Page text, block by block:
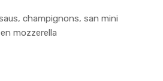
champignons, san mini
mozzerella